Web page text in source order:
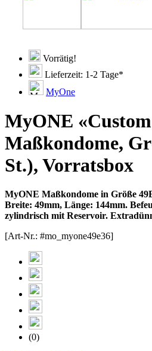
Vorrätig!
Lieferzeit: 1-2 Tage*
MyOne
MyONE
Maßkondome,
St.), Vorratsbox
MyONE Maßkondome in Größe
Breite: 49mm, Länge: 144mm.
zylindrisch mit Reservoir.
[Art-Nr.: #mo_myone49e36]
(0)